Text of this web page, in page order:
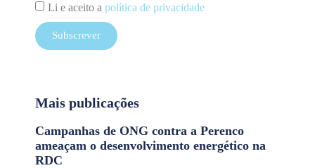
Li e aceito a política de privacidade
Subscrever
Mais publicações
Campanhas de ONG contra a Perenco
ameaçam o desenvolvimento energético na
RDC